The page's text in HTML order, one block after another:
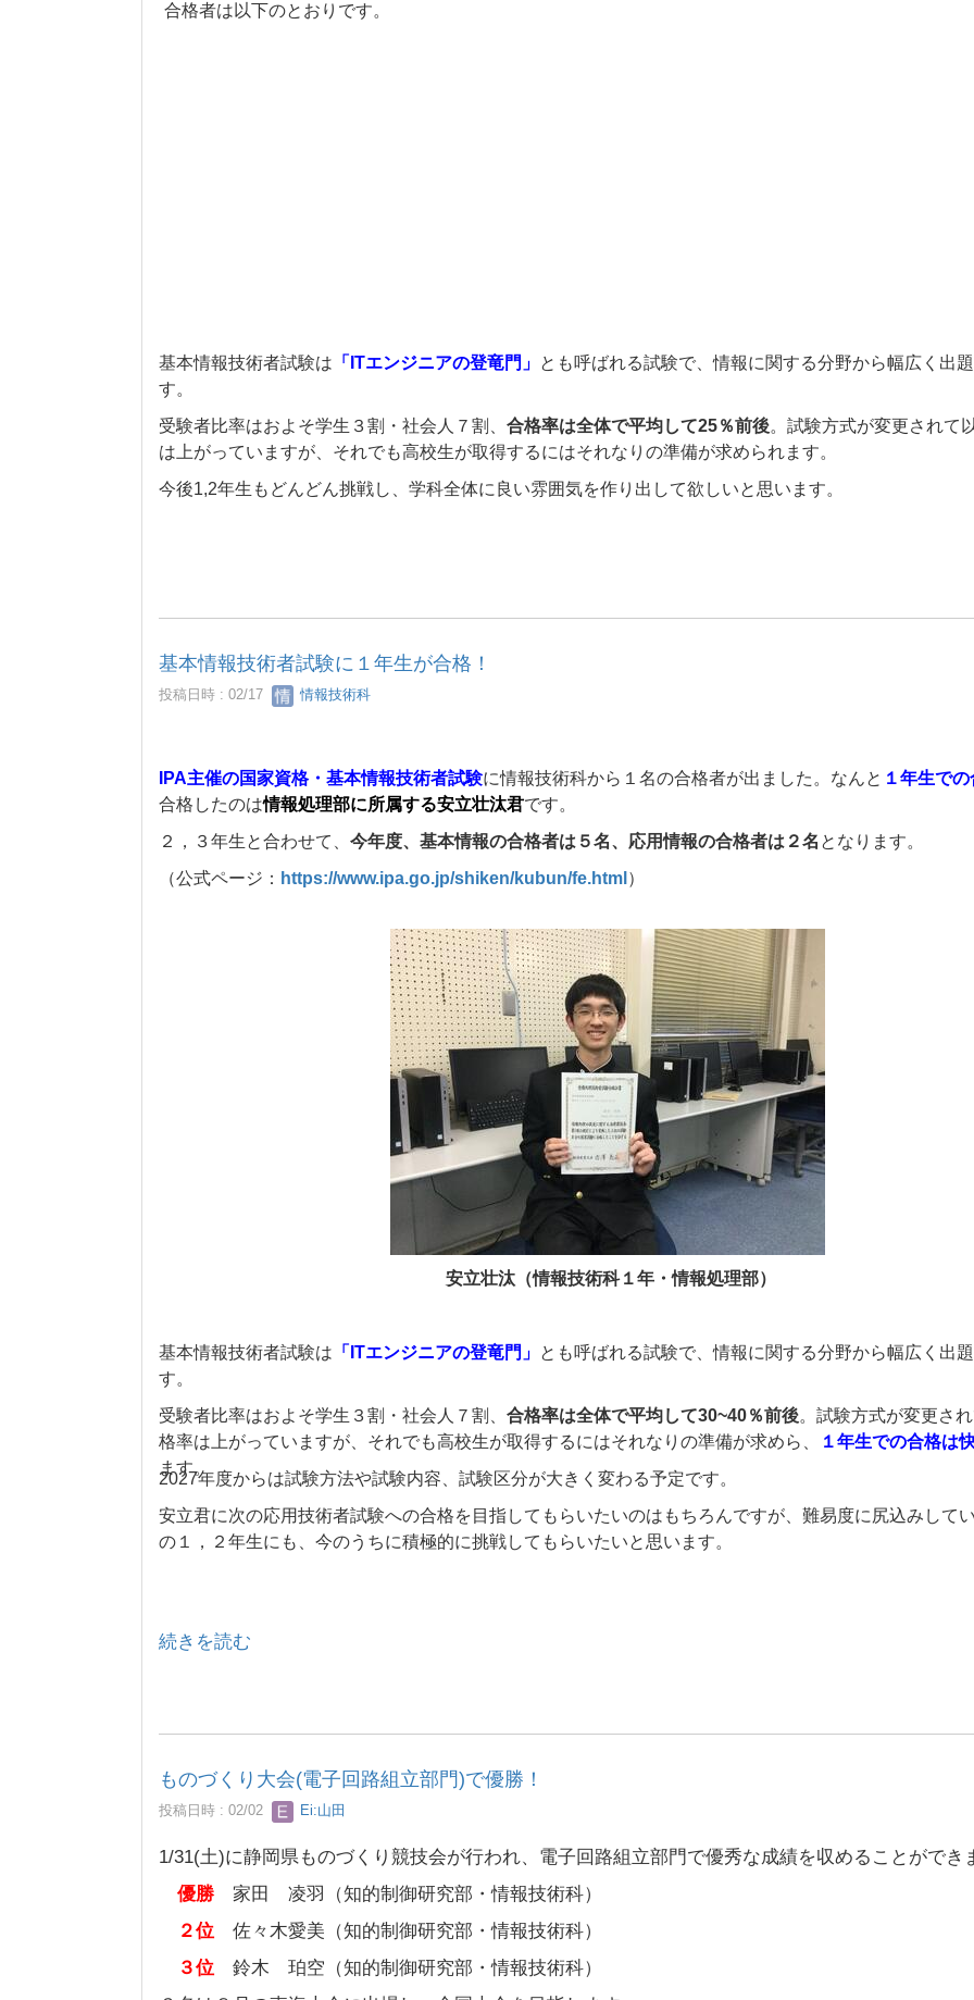
合格者は以下のとおりです。
基本情報技術者試験は 「ITエンジニアの登竜門」 とも呼ばれる試験で、情報に関する分野から幅広く出
す。
受験者比率はおよそ学生３割・社会人７割、 合格率は全体で平均して25％前後。 試験方式が変更されて
は上がっていますが、それでも高校生が取得するにはそれなりの準備が求められます。
今後1,2年生もどんどん挑戦し、学科全体に良い雰囲気を作り出して欲しいと思います。
基本情報技術者試験に１年生が合格！
投稿日時 : 02/17 情報技術科
IPA主催の国家資格・基本情報技術者試験に情報技術科から１名の合格者が出ました。なんと １年生で
合格したのは情報処理部に所属する安立壮汰君です。
２，３年生と合わせて、 今年度、基本情報の合格者は５名、応用情報の合格者は２名 となります。
（公式ページ： https://www.ipa.go.jp/shiken/kubun/fe.html ）
安立壮汰（情報技術科１年・情報処理部）
基本情報技術者試験は 「ITエンジニアの登竜門」 とも呼ばれる試験で、情報に関する分野から幅広く出
す。
受験者比率はおよそ学生３割・社会人７割、 合格率は全体で平均して30~40％前後。 試験方式が変更さ
格率は上がっていますが、それでも高校生が取得するにはそれなりの準備が求めら、
１年生での合格は
ます。
2027年度からは試験方法や試験内容、試験区分が大きく変わる予定です。
安立君に次の応用技術者試験への合格を目指してもらいたいのはもちろんですが、難易度に尻込みして
の１，２年生にも、今のうちに積極的に挑戦してもらいたいと思います。
続きを読む
ものづくり大会(電子回路組立部門)で優勝！
投稿日時 : 02/02 Ei:山田
1/31(土)に静岡県ものづくり競技会が行われ、電子回路組立部門で優秀な成績を収めることができ
優勝 家田 凌羽（知的制御研究部・情報技術科）
２位 佐々木愛美（知的制御研究部・情報技術科）
３位 鈴木 珀空（知的制御研究部・情報技術科）